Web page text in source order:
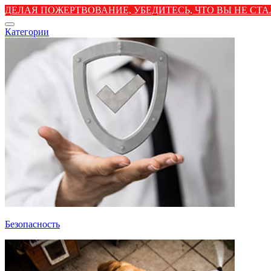
ДЕЛАЯ ПОЖЕРТВОВАНИЕ, УБЕДИТЕСЬ, ЧТО ВЫ НЕ
Категории
Безопасность